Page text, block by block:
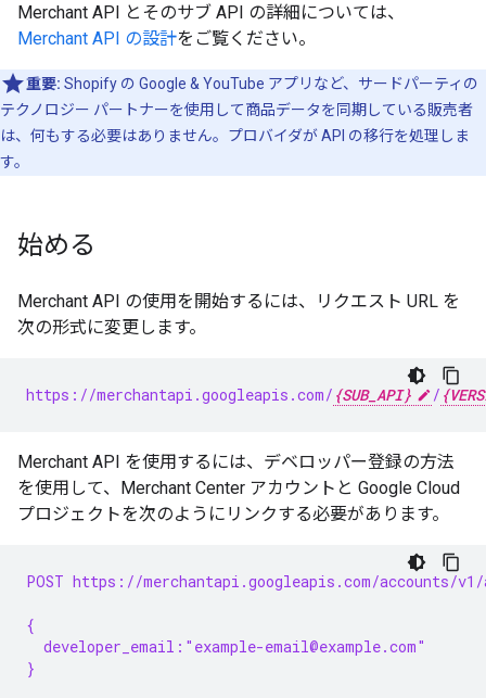
Merchant API とそのサブ API の詳細については、
Merchant API の設計をご覧ください。
重要: Shopify の Google & YouTube アプリなど、サードパーティの
テクノロジー パートナーを使用して商品データを同期している販売者
は、何もする必要はありません。プロバイダが API の移行を処理しま
す。
始める
Merchant API の使用を開始するには、リクエスト URL を
次の形式に変更します。
https://merchantapi.googleapis.com/ {SUB_API} /
Merchant API を使用するには、デベロッパー登録の方法
を使用して、Merchant Center アカウントと Google Cloud
プロジェクトを次のようにリンクする必要があります。
POST https://merchantapi.googleapis.com/accounts/
{
  developer_email:"example-email@example.com"
}